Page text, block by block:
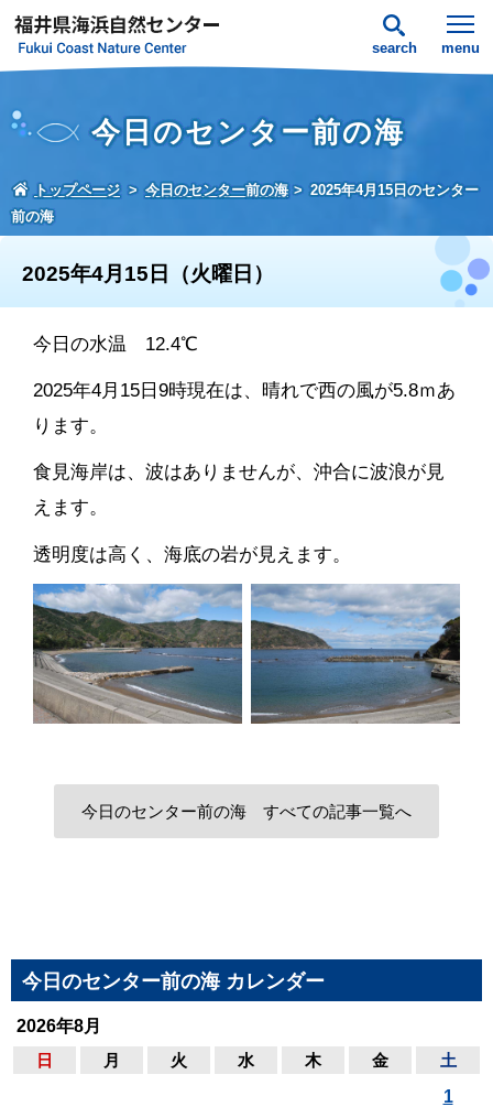
search menu
今日のセンター前の海
トップページ 今日のセンター前の海
2025年4月15日のセンター
前の海
2025年4月15日（火曜日）
今日の水温 12.4℃
2025年4月15日9時現在は、晴れで西の風が5.8ｍあ
ります。
食見海岸は、波はありませんが、沖合に波浪が見
えます。
透明度は高く、海底の岩が見えます。
今日のセンター前の海 すべての記事一覧へ
今日のセンター前の海 カレンダー
2026年8月
日
月 火 水 木 金 土
1